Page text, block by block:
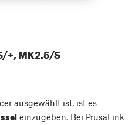
+, MK2.5/S
ausgewählt ist, ist es
einzugeben. Bei PrusaLink